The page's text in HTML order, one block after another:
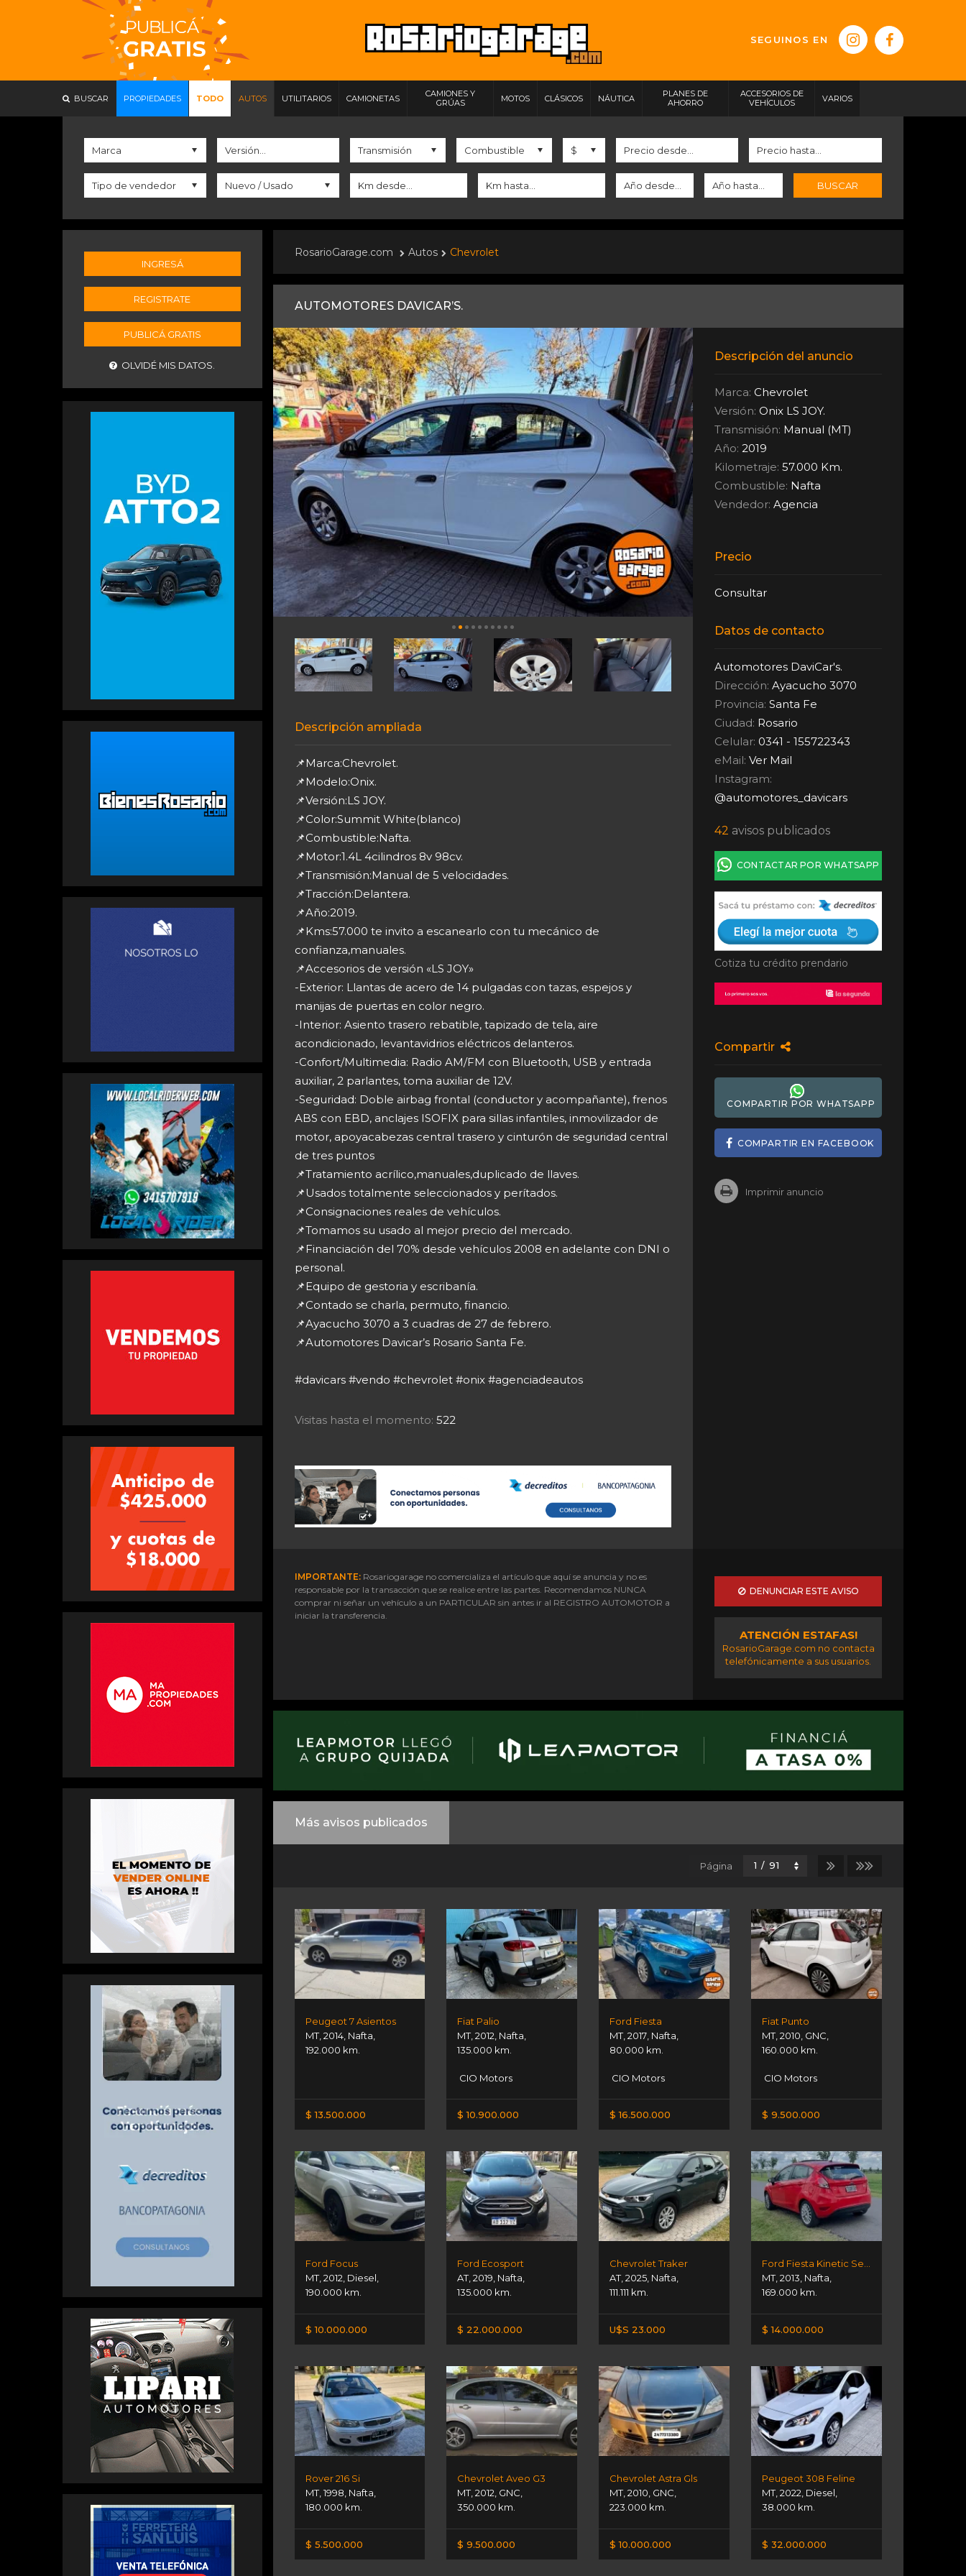
SEGUINOS EN
BUSCAR PROPIEDADES TODO AUTOS UTILITARIOS CAMIONETAS
CAMIONES Y
GRÚAS
MOTOS CLÁSICOS NÁUTICA
PLANES DE
AHORRO
ACCESORIOS DE
VEHÍCULOS
VARIOS
BUSCAR
INGRESÁ
REGISTRATE
PUBLICÁ GRATIS
OLVIDÉ MIS DATOS.
RosarioGarage.com Autos Chevrolet
AUTOMOTORES DAVICAR’S.
Descripción ampliada
📌Marca:Chevrolet.
📌Modelo:Onix.
📌Versión:LS JOY.
📌Color:Summit White(blanco)
📌Combustible:Nafta.
📌Motor:1.4L 4cilindros 8v 98cv.
📌Transmisión:Manual de 5 velocidades.
📌Tracción:Delantera.
📌Año:2019.
📌Kms:57.000 te invito a escanearlo con tu mecánico de
confianza,manuales.
📌Accesorios de versión «LS JOY»
-Exterior: Llantas de acero de 14 pulgadas con tazas, espejos y
manijas de puertas en color negro.
-Interior: Asiento trasero rebatible, tapizado de tela, aire
acondicionado, levantavidrios eléctricos delanteros.
-Confort/Multimedia: Radio AM/FM con Bluetooth, USB y entrada
auxiliar, 2 parlantes, toma auxiliar de 12V.
-Seguridad: Doble airbag frontal (conductor y acompañante), frenos
ABS con EBD, anclajes ISOFIX para sillas infantiles, inmovilizador de
motor, apoyacabezas central trasero y cinturón de seguridad central
de tres puntos
📌Tratamiento acrílico,manuales,duplicado de llaves.
📌Usados totalmente seleccionados y perítados.
📌Consignaciones reales de vehículos.
📌Tomamos su usado al mejor precio del mercado.
📌Financiación del 70% desde vehículos 2008 en adelante con DNI o
personal.
📌Equipo de gestoria y escribanía.
📌Contado se charla, permuto, financio.
📌Ayacucho 3070 a 3 cuadras de 27 de febrero.
📌Automotores Davicar’s Rosario Santa Fe.
#davicars #vendo #chevrolet #onix #agenciadeautos
Visitas hasta el momento: 522
Descripción del anuncio
Marca: Chevrolet
Versión: Onix LS JOY.
Transmisión: Manual (MT)
Año: 2019
Kilometraje: 57.000 Km.
Combustible: Nafta
Vendedor: Agencia
Precio
Consultar
Datos de contacto
Automotores DaviCar's.
Dirección: Ayacucho 3070
Provincia:Santa Fe
Ciudad: Rosario
Celular: 0341 - 155722343
eMail:Ver Mail
Instagram:
@automotores_davicars
42 avisos publicados
CONTACTAR POR WHATSAPP
Cotiza tu crédito prendario
Compartir
COMPARTIR POR WHATSAPP
COMPARTIR EN FACEBOOK
Imprimir anuncio
IMPORTANTE:Rosariogarage no comercializa el artículo que aquí se anuncia y no es
responsable por la transacción que se realice entre las partes. Recomendamos NUNCA
comprar ni señar un vehículo a un PARTICULAR sin antes ir al REGISTRO AUTOMOTOR a
iniciar la transferencia.
DENUNCIAR ESTE AVISO
ATENCIÓN ESTAFAS!
RosarioGarage.com no contacta
telefónicamente a sus usuarios.
Más avisos publicados
Página
Peugeot 7 Asientos
MT, 2014, Nafta
192.000 km.
$ 13.500.000
Fiat Palio
MT,2012 Nafta
135.000 km.
CIO Motors
$ 10.900.000
Ford Fiesta
MT,2017 Nafta
80.000 km.
CIO Motors
$ 16.500.000
Fiat Punto
MT,2010 GNC
160.000 km.
CIO Motors
$ 9.500.000
Ford Focus
MT, 2012 Diesel
190.000 km.
$ 10.000.000
Ford Ecosport
AT,2019 Nafta
135.000 km.
$ 22.000.000
Chevrolet Traker
AT,2025 Nafta
111.111 km.
U$S 23.000
MT,2013 Nafta
169.000 km.
$ 14.000.000
Rover 216 Si
MT, 1998 Nafta
180.000 km.
$ 5.500.000
Chevrolet Aveo G3
MT,2012 GNC
350.000 km.
$ 9.500.000
Chevrolet Astra Gls
MT,2010 GNC
223.000 km.
$ 10.000.000
Peugeot 308 Feline
MT,2022 Diesel
38.000 km.
$ 32.000.000